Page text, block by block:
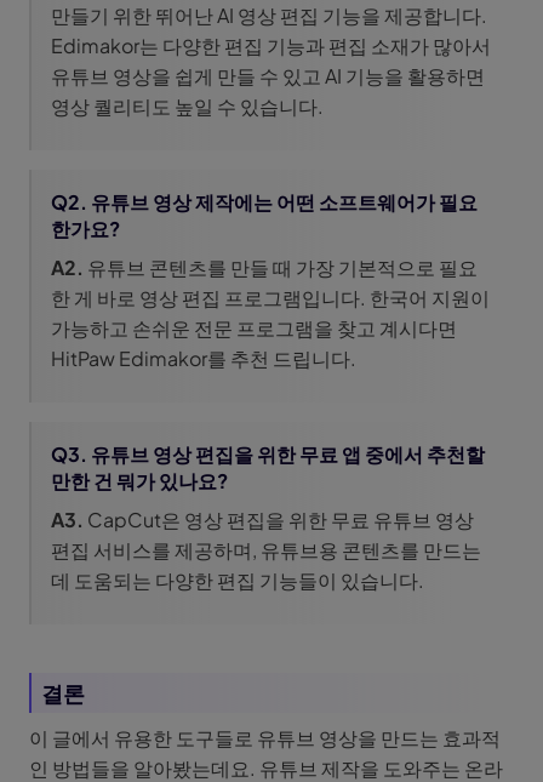
만들기 위한 뛰어난 AI 영상 편집 기능을 제공합니다.
Edimakor는 다양한 편집 기능과 편집 소재가 많아서
유튜브 영상을 쉽게 만들 수 있고 AI 기능을 활용하면
영상 퀄리티도 높일 수 있습니다.
Q2. 유튜브 영상 제작에는 어떤 소프트웨어가 필요
한가요?
A2. 유튜브 콘텐츠를 만들 때 가장 기본적으로 필요
한 게 바로 영상 편집 프로그램입니다. 한국어 지원이
가능하고 손쉬운 전문 프로그램을 찾고 계시다면
HitPaw Edimakor를 추천 드립니다.
Q3. 유튜브 영상 편집을 위한 무료 앱 중에서 추천할
만한 건 뭐가 있나요?
A3. CapCut은 영상 편집을 위한 무료 유튜브 영상
편집 서비스를 제공하며, 유튜브용 콘텐츠를 만드는
데 도움되는 다양한 편집 기능들이 있습니다.
결론
이 글에서 유용한 도구들로 유튜브 영상을 만드는 효과적
인 방법들을 알아봤는데요. 유튜브 제작을 도와주는 온라